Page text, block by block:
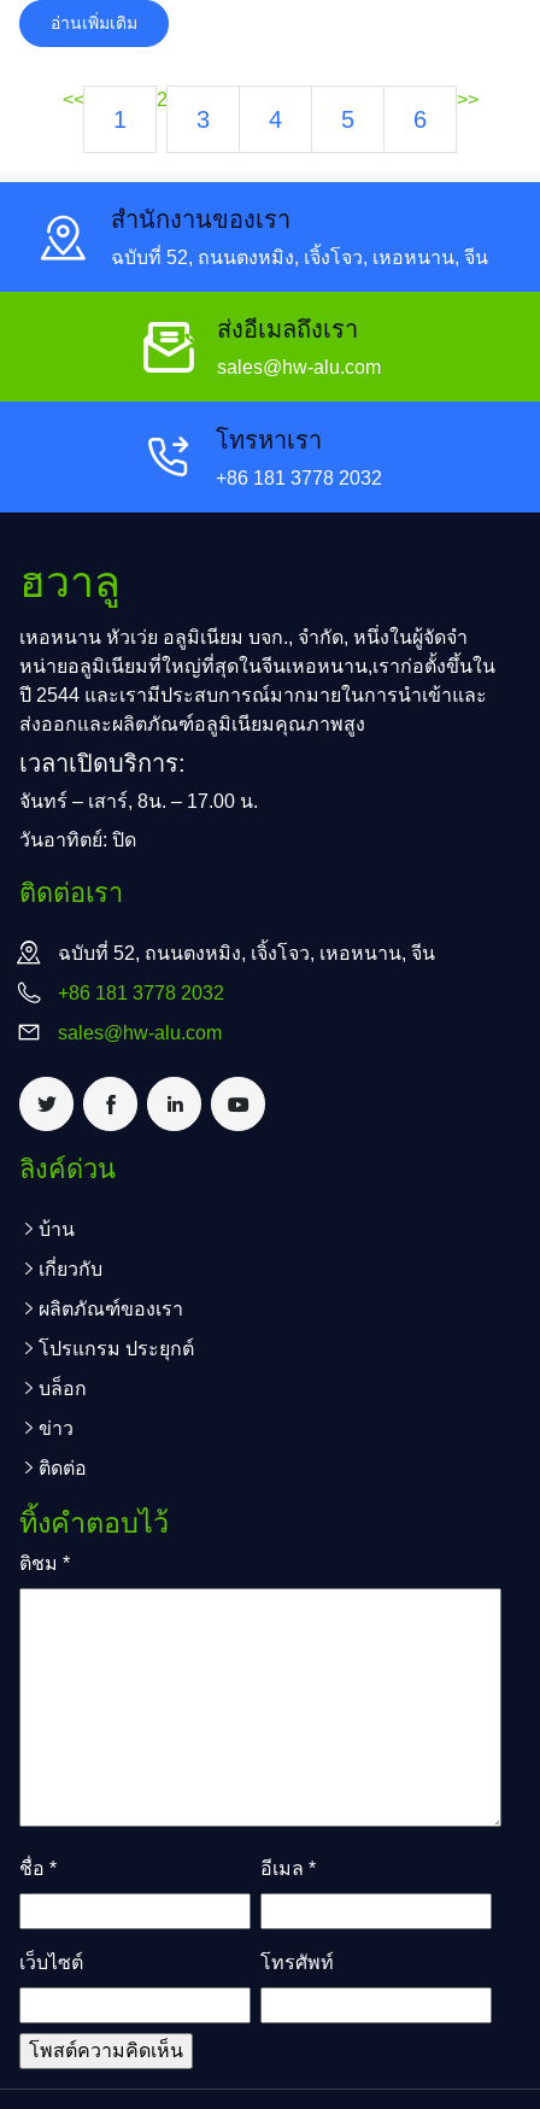
อ่านเพิ่มเติม
<<
1
2
3 4 5 6
>>
สํานักงานของเรา
ฉบับที่ 52, ถนนตงหมิง, เจิ้งโจว, เหอหนาน, จีน
ส่งอีเมลถึงเรา
sales@hw-alu.com
โทรหาเรา
+86 181 3778 2032
ฮวาลู
เหอหนาน หัวเว่ย อลูมิเนียม บจก., จํากัด, หนึ่งในผู้จัดจํา
หน่ายอลูมิเนียมที่ใหญ่ที่สุดในจีนเหอหนาน,เราก่อตั้งขึ้นใน
ปี 2544 และเรามีประสบการณ์มากมายในการนําเข้าและ
ส่งออกและผลิตภัณฑ์อลูมิเนียมคุณภาพสูง
เวลาเปิดบริการ:
จันทร์ – เสาร์, 8น. – 17.00 น.
วันอาทิตย์: ปิด
ติดต่อเรา
ฉบับที่ 52, ถนนตงหมิง, เจิ้งโจว, เหอหนาน, จีน
+86 181 3778 2032
sales@hw-alu.com
ลิงค์ด่วน
บ้าน
เกี่ยวกับ
ผลิตภัณฑ์ของเรา
โปรแกรม ประยุกต์
บล็อก
ข่าว
ติดต่อ
ทิ้งคำตอบไว้
ติชม *
ชื่อ * อีเมล *
เว็บไซต์ โทรศัพท์